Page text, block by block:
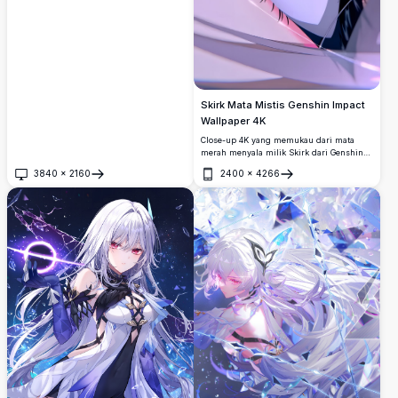
3840 × 2160
Buka
Skirk Mata Mistis Genshin Impact
Wallpaper 4K
Close-up 4K yang memukau dari mata
merah menyala milik Skirk dari Genshin
dengan pantulan seperti kristal. Seni
anime resolusi ultra-tinggi yang
sempurna untuk wallpaper desktop dan
ponsel.
2400 × 4266
Buka